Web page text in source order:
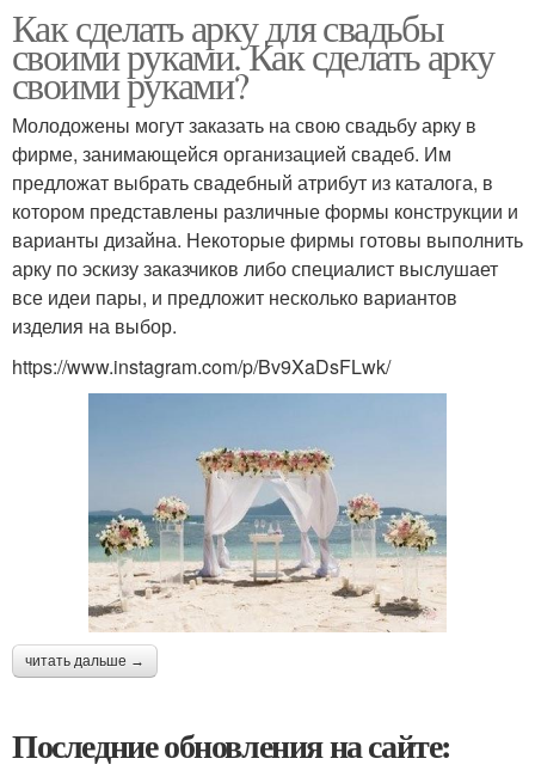
Как сделать арку для свадьбы
своими руками. Как сделать арку
своими руками?
Молодожены могут заказать на свою свадьбу арку в
фирме, занимающейся организацией свадеб. Им
предложат выбрать свадебный атрибут из каталога, в
котором представлены различные формы конструкции и
варианты дизайна. Некоторые фирмы готовы выполнить
арку по эскизу заказчиков либо специалист выслушает
все идеи пары, и предложит несколько вариантов
изделия на выбор.
https://www.instagram.com/p/Bv9XaDsFLwk/
читать дальше →
Последние обновления на сайте: